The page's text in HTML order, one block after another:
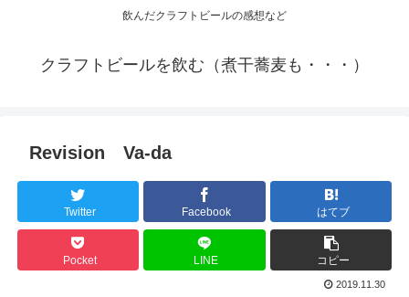
飲んだクラフトビールの感想など
クラフトビールを飲む（煮干蕎麦も・・・）
Revision Va-da
Twitter Facebook はてブ
Pocket LINE コピー
2019.11.30